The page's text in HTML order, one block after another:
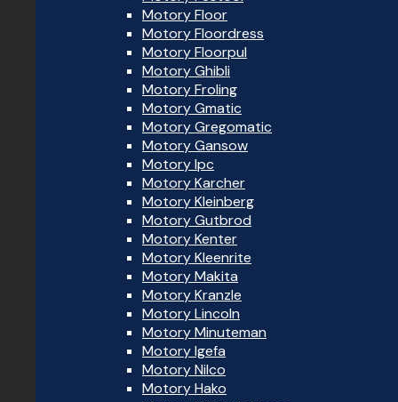
Motory Floor
Motory Floordress
Motory Floorpul
Motory Ghibli
Motory Froling
Motory Gmatic
Motory Gregomatic
Motory Gansow
Motory Ipc
Motory Karcher
Motory Kleinberg
Motory Gutbrod
Motory Kenter
Motory Kleenrite
Motory Makita
Motory Kranzle
Motory Lincoln
Motory Minuteman
Motory Igefa
Motory Nilco
Motory Hako